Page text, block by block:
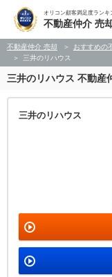
オリコン顧客満足度ランキ
不動産仲介 売
不動産仲介 売却
おすすめの
三井のリハウス
三井のリハウス 不動産
三井のリハウス